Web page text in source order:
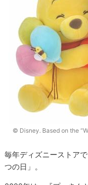
© Disney. Based on the
毎年ディズニーストア
つの日」。